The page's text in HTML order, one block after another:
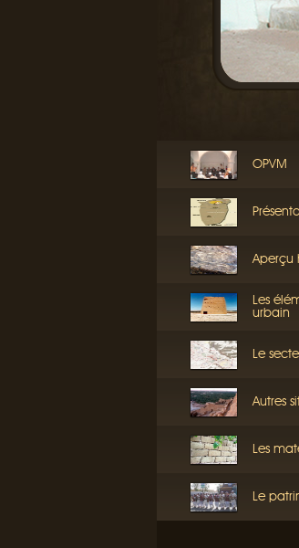
OPVM
Aperçu
Les
urbain
Le
Autres
Les
Le